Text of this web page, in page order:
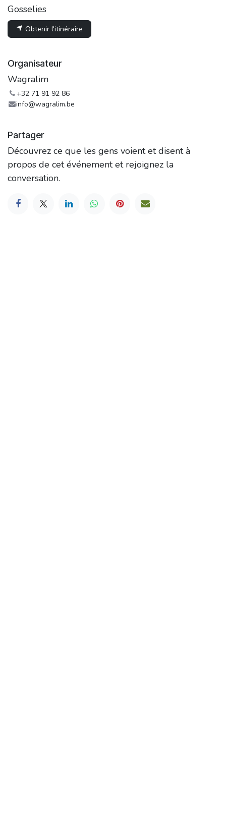
Gosselies
Obtenir l'itinéraire
Organisateur
Wagralim
+32 71 91 92 86
info@wagralim.be
Partager
Découvrez ce que les gens voient et disent à
propos de cet événement et rejoignez la
conversation.